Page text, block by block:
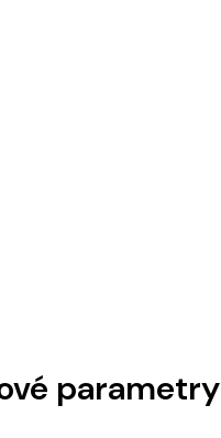
parametry